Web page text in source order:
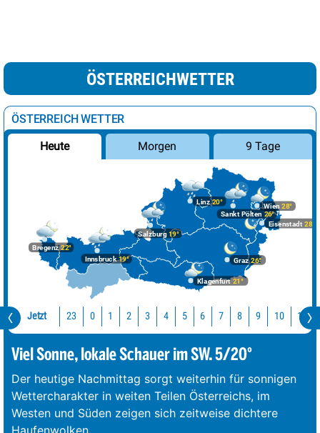
ÖSTERREICHWETTER
ÖSTERREICH WETTER
Heute Morgen 9 Tage
Bregenz22°
Graz26°
Innsbruck19°
Klagenfurt 21°
Linz20°
Salzburg19°
Wien 28°
Eisenstadt 28°
Sankt Pölten 26°
Jetzt 23 0 1 2 3 4 5 6 7 8 9 10 11
Viel Sonne, lokale Schauer im SW. 5/20°
Der heutige Nachmittag sorgt weiterhin für sonnigen
Wettercharakter in weiten Teilen Österreichs, im
Westen und Süden zeigen sich zeitweise dichtere
Haufenwolken.